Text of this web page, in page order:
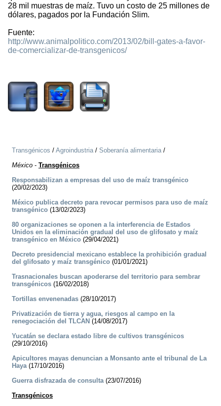
28 mil muestras de maíz. Tuvo un costo de 25 millones de
dólares, pagados por la Fundación Slim.
Fuente:
http://www.animalpolitico.com/2013/02/bill-gates-a-favor-
de-comercializar-de-transgenicos/
Transgénicos / Agroindustria/ Soberanía alimentaria/
México - Transgénicos
Responsabilizan a empresas del uso de maíz transgénico
(20/02/2023)
México publica decreto para revocar permisos para uso de maíz
transgénico (13/02/2023)
80 organizaciones se oponen a la interferencia de Estados
Unidos en la eliminación gradual del uso de glifosato y maíz
transgénico en México (29/04/2021)
Decreto presidencial mexicano establece la prohibición gradual
del glifosato y maíz transgénico (01/01/2021)
Trasnacionales buscan apoderarse del territorio para sembrar
transgénicos (16/02/2018)
Tortillas envenenadas (28/10/2017)
Privatización de tierra y agua, riesgos al campo en la
renegociación del TLCAN (14/08/2017)
Yucatán se declara estado libre de cultivos transgénicos
(29/10/2016)
Apicultores mayas denuncian a Monsanto ante el tribunal de La
Haya(17/10/2016)
Guerra disfrazada de consulta(23/07/2016)
Transgénicos